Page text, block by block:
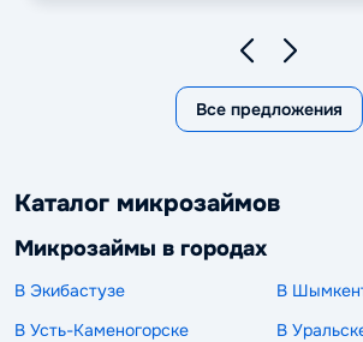
Все предложения
Каталог микрозаймов
Микрозаймы в городах
В Экибастузе
В
В Усть-Каменогорске
В